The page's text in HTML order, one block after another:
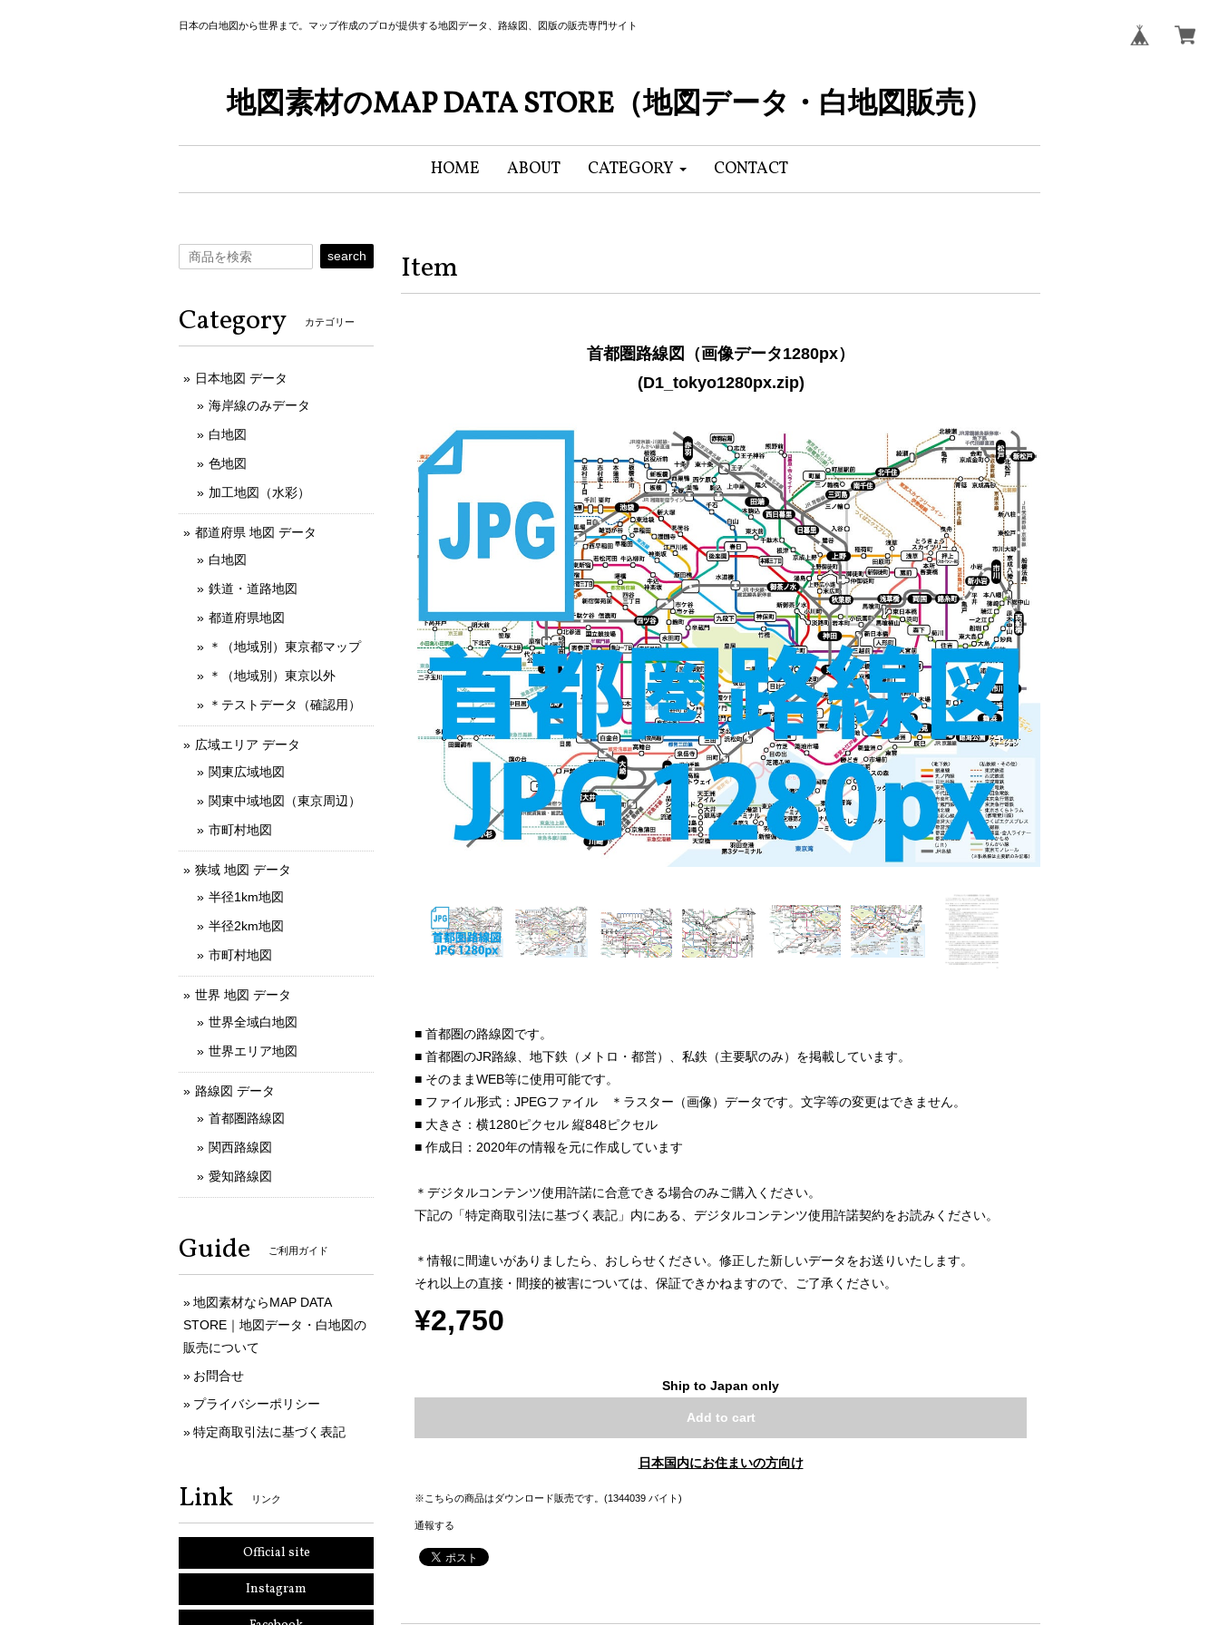
日本の白地図から世界まで。マップ作成のプロが提供する地図データ、路線図、図版の販売専門サイト
地図素材のMAP DATA STORE（地図データ・白地図販売）
HOME ABOUT CATEGORY CONTACT
Item
首都圏路線図（画像データ1280px）
(D1_tokyo1280px.zip)
■ 首都圏の路線図です。
■ 首都圏のJR路線、地下鉄（メトロ・都営）、私鉄（主要駅のみ）を掲載しています。
■ そのままWEB等に使用可能です。
■ ファイル形式：JPEGファイル ＊ラスター（画像）データです。文字等の変更はできません。
■ 大きさ：横1280ピクセル 縦848ピクセル
■ 作成日：2020年の情報を元に作成しています
＊デジタルコンテンツ使用許諾に合意できる場合のみご購入ください。
下記の「特定商取引法に基づく表記」内にある、デジタルコンテンツ使用許諾契約をお読みください。
＊情報に間違いがありましたら、おしらせください。修正した新しいデータをお送りいたします。
それ以上の直接・間接的被害については、保証できかねますので、ご了承ください。
¥2,750
Ship to Japan only
Add to cart
日本国内にお住まいの方向け
※こちらの商品はダウンロード販売です。(1344039 バイト)
通報する
search
Category カテゴリー
日本地図 データ
海岸線のみデータ
白地図
色地図
加工地図（水彩）
都道府県 地図 データ
白地図
鉄道・道路地図
都道府県地図
＊（地域別）東京都マップ
＊（地域別）東京以外
＊テストデータ（確認用）
広域エリア データ
関東広域地図
関東中域地図（東京周辺）
市町村地図
狭域 地図 データ
半径1km地図
半径2km地図
市町村地図
世界 地図 データ
世界全域白地図
世界エリア地図
路線図 データ
首都圏路線図
関西路線図
愛知路線図
Guide ご利用ガイド
地図素材ならMAP DATA
STORE｜地図データ・白地図の
販売について
お問合せ
プライバシーポリシー
特定商取引法に基づく表記
Link リンク
Official site
Instagram